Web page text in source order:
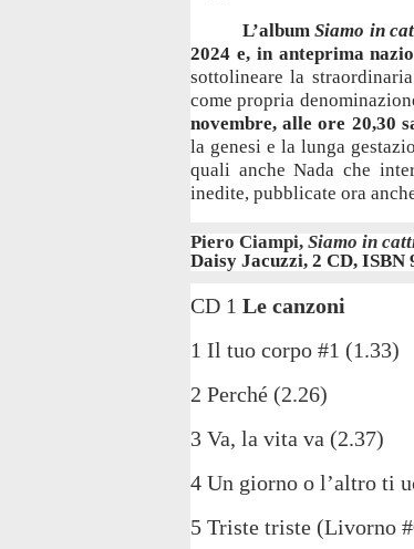
L’albumSiamo in
2024 e, in anteprima
sottolineare la
come propria
novembre, alle ore 20,30
la genesi e la lunga
quali anche Nada che
inedite, pubblicate ora
Piero Ciampi, Siamo in
Daisy Jacuzzi, 2 CD, ISBN
CD 1 Le canzoni
1 Il tuo corpo #1 (1.33)
2 Perché (2.26)
3 Va, la vita va (2.37)
4 Un giorno o l’altro ti
5 Triste triste (Livorno